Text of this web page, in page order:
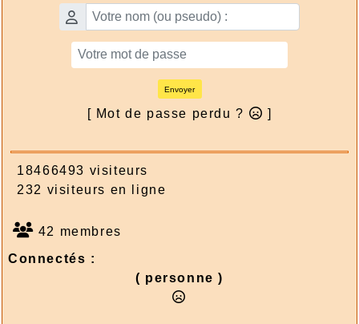
Envoyer
[ Mot de passe perdu ? ]
18466493 visiteurs
232 visiteurs en ligne
42 membres
Connectés :
( personne )